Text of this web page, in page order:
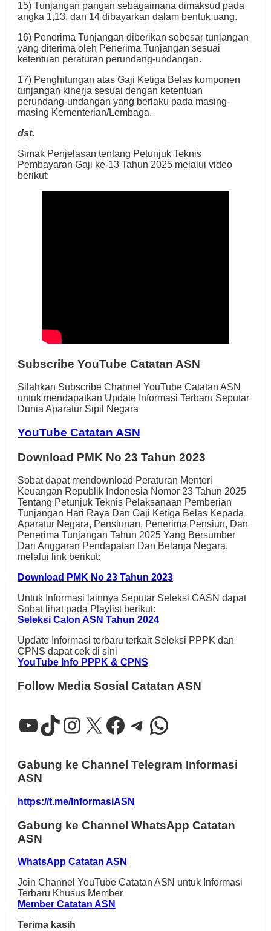
15) Tunjangan pangan sebagaimana dimaksud pada
angka 1,13, dan 14 dibayarkan dalam bentuk uang.
16) Penerima Tunjangan diberikan sebesar tunjangan
yang diterima oleh Penerima Tunjangan sesuai
ketentuan peraturan perundang-undangan.
17) Penghitungan atas Gaji Ketiga Belas komponen
tunjangan kinerja sesuai dengan ketentuan
perundang-undangan yang berlaku pada masing-
masing Kementerian/Lembaga.
dst.
Simak Penjelasan tentang Petunjuk Teknis
Pembayaran Gaji ke-13 Tahun 2025 melalui video
berikut:
Subscribe YouTube Catatan ASN
Silahkan Subscribe Channel YouTube Catatan ASN
untuk mendapatkan Update Informasi Terbaru Seputar
Dunia Aparatur Sipil Negara
YouTube Catatan ASN
Download PMK No 23 Tahun 2023
Sobat dapat mendownload Peraturan Menteri
Keuangan Republik Indonesia Nomor 23 Tahun 2025
Tentang Petunjuk Teknis Pelaksanaan Pemberian
Tunjangan Hari Raya Dan Gaji Ketiga Belas Kepada
Aparatur Negara, Pensiunan, Penerima Pensiun, Dan
Penerima Tunjangan Tahun 2025 Yang Bersumber
Dari Anggaran Pendapatan Dan Belanja Negara,
melalui link berikut:
Download PMK No 23 Tahun 2023
Untuk Informasi lainnya Seputar Seleksi CASN dapat
Sobat lihat pada Playlist berikut:
Seleksi Calon ASN Tahun 2024
Update Informasi terbaru terkait Seleksi PPPK dan
CPNS dapat cek di sini
YouTube Info PPPK & CPNS
Follow Media Sosial Catatan ASN
YouTube
TikTok
Instagram
X Facebook
Telegram
WhatsApp
Gabung ke Channel Telegram Informasi
ASN
https://t.me/InformasiASN
Gabung ke Channel WhatsApp Catatan
ASN
WhatsApp Catatan ASN
Join Channel YouTube Catatan ASN untuk Informasi
Terbaru Khusus Member
Member Catatan ASN
Terima kasih